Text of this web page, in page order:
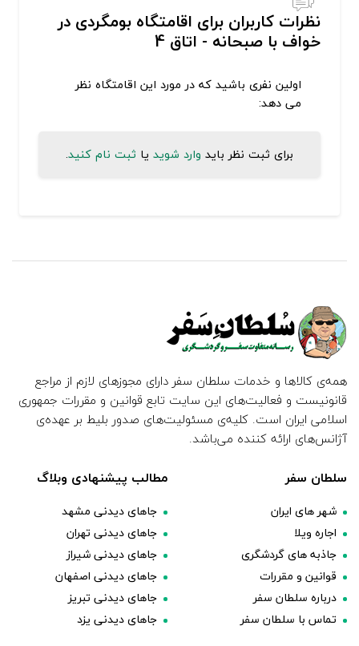
نظرات کاربران برای اقامتگاه بومگردی در
خواف با صبحانه - اتاق 4
اولین نفری باشید که در مورد این اقامتگاه نظر
می دهد:
برای ثبت نظر باید وارد شوید یا ثبت نام کنید.
همه‌ی کالاها و خدمات سلطان سفر دارای مجوزهای لازم از مراجع
قانونیست و فعالیت‌های این سایت تابع قوانین و مقررات جمهوری
اسلامی ایران است. کلیه‌ی مسئولیت‌های صدور بلیط بر عهده‌ی
آژانس‌های ارائه کننده می‌باشد.
سلطان سفر
شهر های ایران
اجاره ویلا
جاذبه های گردشگری
قوانین و مقررات
درباره سلطان سفر
تماس با سلطان سفر
مطالب پیشنهادی وبلاگ
جاهای دیدنی مشهد
جاهای دیدنی تهران
جاهای دیدنی شیراز
جاهای دیدنی اصفهان
جاهای دیدنی تبریز
جاهای دیدنی یزد